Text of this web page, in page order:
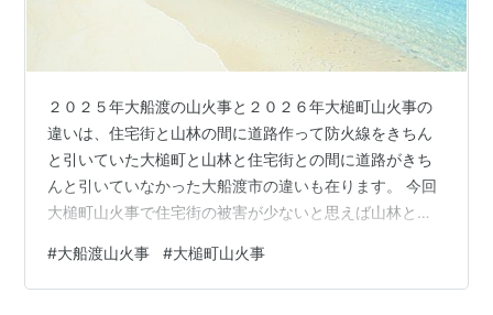
２０２５年大船渡の山火事と２０２６年大槌町山火事の
違いは、住宅街と山林の間に道路作って防火線をきちん
と引いていた大槌町と山林と住宅街との間に道路がきち
んと引いていなかった大船渡市の違いも在ります。 今回
大槌町山火事で住宅街の被害が少ないと思えば山林と住
違いです。 大船渡市も大槌町も東日本大震災の津波で高
台移転集落ですが大船渡市は、防火線で有る道路が山林
#大船渡山火事 #大槌町山火事